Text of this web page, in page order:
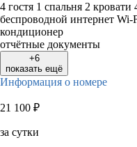
4 гостя 1 спальня 2 кровати
беспроводной интернет Wi-
кондиционер
отчётные документы
+6
показать ещё
Информация о номере
21 100 ₽
за сутки